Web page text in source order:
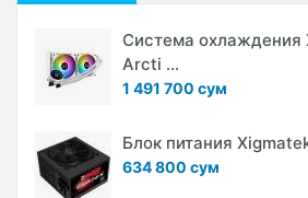
Система охлаждения
Arcti ...
1 491 700 сум
Блок питания
634 800 сум